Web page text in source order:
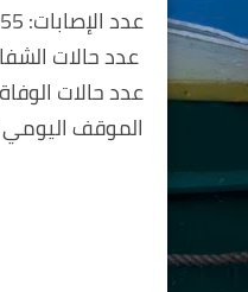
عدد الإصابات: 4655
عدد حالات الشفاء:
عدد حالات الوفاة:
‏الموقف